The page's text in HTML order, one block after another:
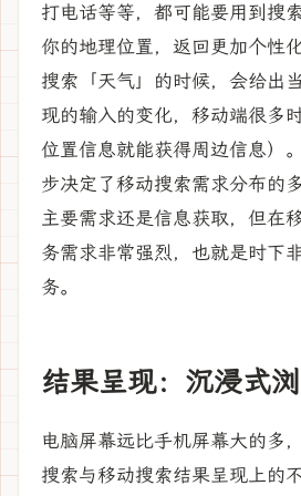
打电话等等，都可能要用到搜
你的地理位置，返回更加个性
搜索「天气」的时候，会给出
现的输入的变化，移动端很多
位置信息就能获得周边信息）
步决定了移动搜索需求分布的
主要需求还是信息获取，但在
务需求非常强烈，也就是时下
务。
结果呈现：沉浸式
电脑屏幕远比手机屏幕大的多
搜索与移动搜索结果呈现上的